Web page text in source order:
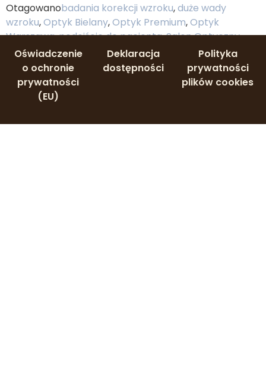
Otagowanobadania korekcji wzroku,duże wady
wzroku,Optyk Bielany,Optyk Premium,Optyk
Warszawa,podejście do pacjenta,Salon Optyczny
Jakubowicz
Oświadczenie
o ochronie
prywatności
(EU)
Deklaracja
dostępności
Polityka
prywatności
plików cookies